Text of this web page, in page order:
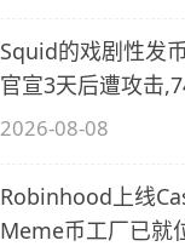
Squid的戏剧性发
官宣3天后遭攻击
2026-08-08
Robinhood上线
Meme币工厂已就